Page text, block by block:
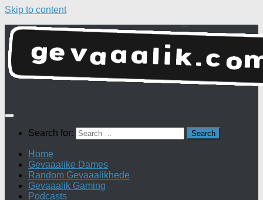
Skip to content
Search for:
Home
Gevaaalike Dames
Random Gevaaalikhede
Gevaaalik Gaming
Podcasts